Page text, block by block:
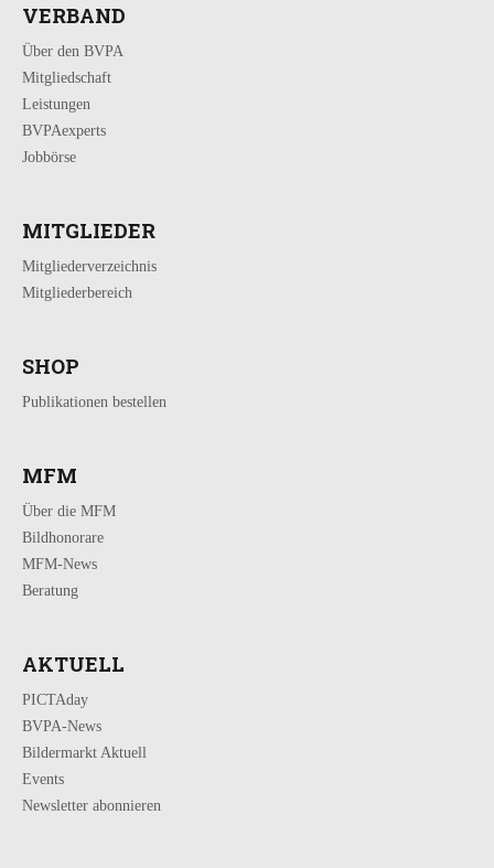
VERBAND
Über den BVPA
Mitgliedschaft
Leistungen
BVPAexperts
Jobbörse
MITGLIEDER
Mitgliederverzeichnis
Mitgliederbereich
SHOP
Publikationen bestellen
MFM
Über die MFM
Bildhonorare
MFM-News
Beratung
AKTUELL
PICTAday
BVPA-News
Bildermarkt Aktuell
Events
Newsletter abonnieren